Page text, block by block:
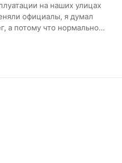
на наших улицах
официалы, я думал
а потому что нормально...